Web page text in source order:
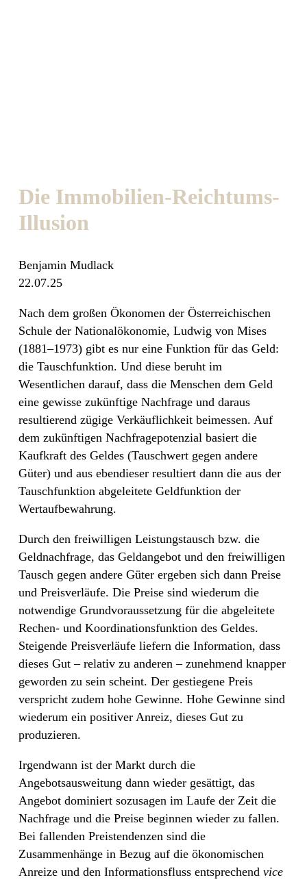
Die Immobilien-Reichtums-
Illusion
Benjamin Mudlack
22.07.25
Nach dem großen Ökonomen der Österreichischen
Schule der Nationalökonomie, Ludwig von Mises
(1881–1973) gibt es nur eine Funktion für das Geld:
die Tauschfunktion. Und diese beruht im
Wesentlichen darauf, dass die Menschen dem Geld
eine gewisse zukünftige Nachfrage und daraus
resultierend zügige Verkäuflichkeit beimessen. Auf
dem zukünftigen Nachfragepotenzial basiert die
Kaufkraft des Geldes (Tauschwert gegen andere
Güter) und aus ebendieser resultiert dann die aus der
Tauschfunktion abgeleitete Geldfunktion der
Wertaufbewahrung.
Durch den freiwilligen Leistungstausch bzw. die
Geldnachfrage, das Geldangebot und den freiwilligen
Tausch gegen andere Güter ergeben sich dann Preise
und Preisverläufe. Die Preise sind wiederum die
notwendige Grundvoraussetzung für die abgeleitete
Rechen- und Koordinationsfunktion des Geldes.
Steigende Preisverläufe liefern die Information, dass
dieses Gut – relativ zu anderen – zunehmend knapper
geworden zu sein scheint. Der gestiegene Preis
verspricht zudem hohe Gewinne. Hohe Gewinne sind
wiederum ein positiver Anreiz, dieses Gut zu
produzieren.
Irgendwann ist der Markt durch die
Angebotsausweitung dann wieder gesättigt, das
Angebot dominiert sozusagen im Laufe der Zeit die
Nachfrage und die Preise beginnen wieder zu fallen.
Bei fallenden Preistendenzen sind die
Zusammenhänge in Bezug auf die ökonomischen
Anreize und den Informationsfluss entsprechend vice